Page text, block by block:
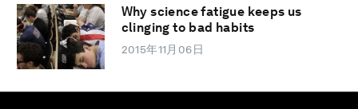
Why science fatigue keeps us
clinging to bad habits
2015年11月06日